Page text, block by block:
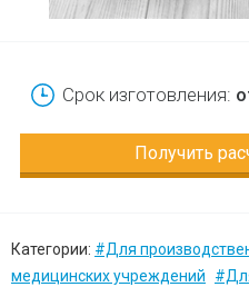
Срок изготовления:
Получить
Категории: #Для
медицинских учреждений